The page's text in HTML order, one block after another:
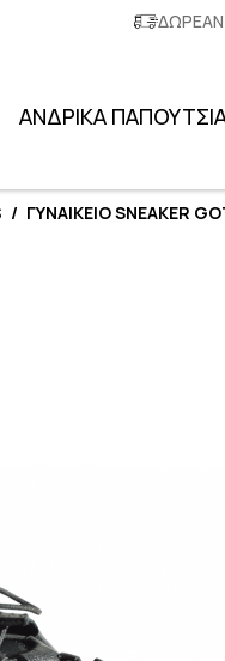
ΔΩΡΕΑΝ
ΑΝΔΡΙΚΑ
/ ΓΥΝΑΙΚΕΙΟ SNEAKER